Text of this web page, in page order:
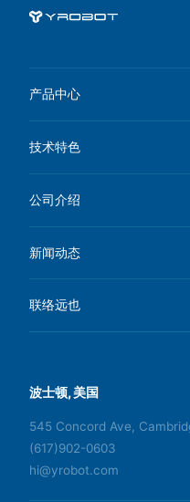
波士顿, 美国
545 Concord Ave,
(617)902-0603
hi@yrobot.com
产品中心
技术特色
公司介绍
新闻动态
联络远也